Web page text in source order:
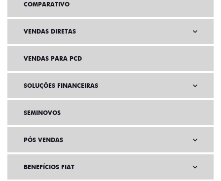
COMPARATIVO
VENDAS DIRETAS
VENDAS PARA PCD
SOLUÇÕES FINANCEIRAS
SEMINOVOS
PÓS VENDAS
BENEFÍCIOS FIAT